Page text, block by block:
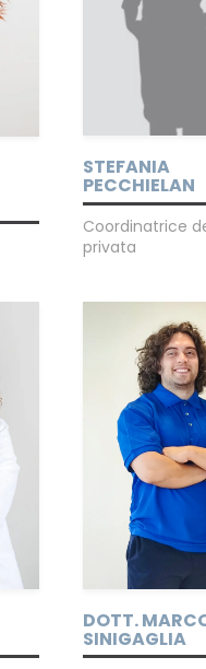
STEFANIA
PECCHIELAN
Coordinatrice
privata
DOTT.
SINIGAGLIA